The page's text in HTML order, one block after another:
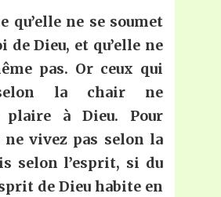
qu’elle ne se soumet
de Dieu, et qu’elle ne
pas. Or ceux qui
la chair ne
plaire à Dieu. Pour
ne vivez pas selon la
selon l’esprit, si du
de Dieu habite en